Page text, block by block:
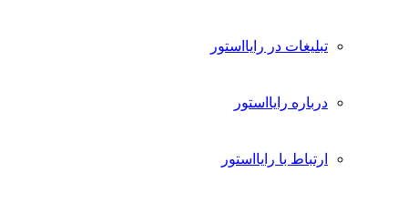
تبلیغات در رایااستور
درباره رایااستور
ارتباط با رایااستور